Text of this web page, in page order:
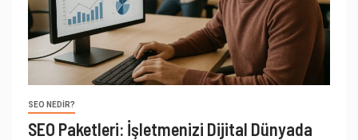
SEO NEDIR?
SEO Paketleri: İşletmenizi Dijital Dünyada